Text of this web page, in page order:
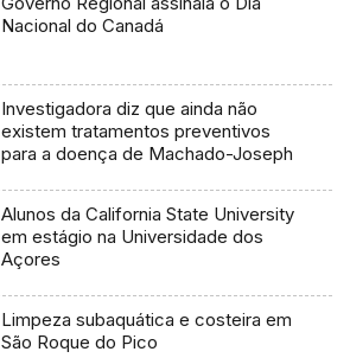
Nacional do Canadá
Investigadora diz que ainda não
existem tratamentos preventivos
para a doença de Machado-Joseph
Alunos da California State University
em estágio na Universidade dos
Açores
Limpeza subaquática e costeira em
São Roque do Pico